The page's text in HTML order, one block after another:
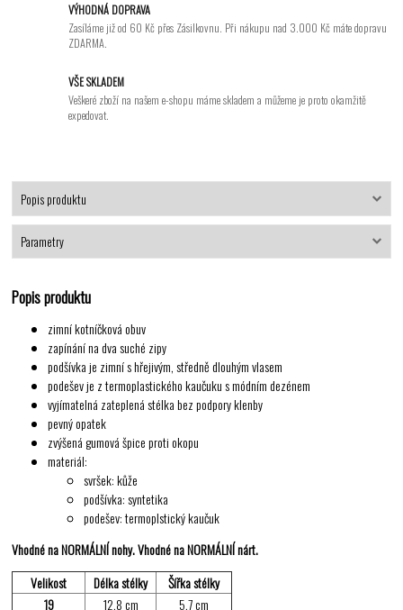
VÝHODNÁ DOPRAVA
Zasíláme již od 60 Kč přes Zásilkovnu. Při nákupu nad 3.000 Kč máte dopravu
ZDARMA.
VŠE SKLADEM
Veškeré zboží na našem e-shopu máme skladem a můžeme je proto okamžitě
expedovat.
Popis produktu
Parametry
Popis produktu
zimní kotníčková obuv
zapínání na dva suché zipy
podšívka je zimní s hřejivým, středně dlouhým vlasem
podešev je z termoplastického kaučuku s módním dezénem
vyjímatelná zateplená stélka bez podpory klenby
pevný opatek
zvýšená gumová špice proti okopu
materiál:
svršek: kůže
podšívka: syntetika
podešev: termoplstický kaučuk
Vhodné na NORMÁLNÍ nohy. Vhodné na NORMÁLNÍ nárt.
Velikost
Délka stélky
Šířka stélky
19
12,8 cm 5,7 cm